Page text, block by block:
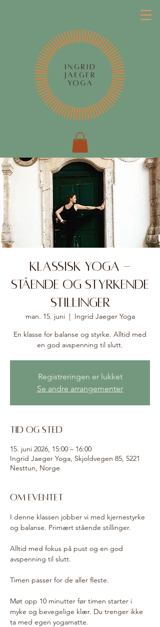
Klassisk yoga -
stående og styrkende
stillinger
man. 15. juni
  |
Ingrid Jaeger Yoga
En klasse for balanse og styrke. Alltid med
en god avspenning til slutt.
Registreringen er lukket
Se andre arrangementer
Tid og sted
15. juni 2026, 15:00 – 16:00
Ingrid Jaeger Yoga, Skjoldvegen 85, 5221
Nesttun, Norge
Om eventet
I denne klassen jobber vi med kjernestyrke
og balanse. Primært stående stillinger.
Alltid med fokus på pust og en god
avspenning til slutt.
Timen passer for de aller fleste.
Møt opp 10 minutter før timen starter i
myke og bevegelige klær. Du trenger ikke
ta med egen yogamatte.